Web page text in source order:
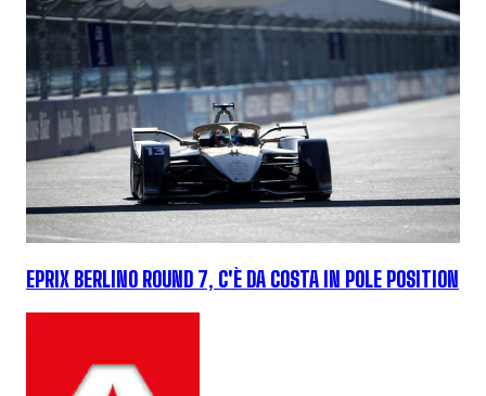
EPRIX BERLINO ROUND 7, C'È DA COSTA IN POLE POSITION